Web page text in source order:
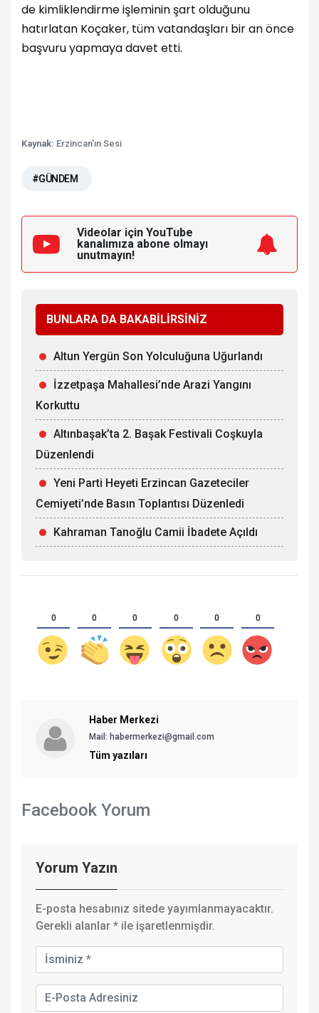
de kimliklendirme işleminin şart olduğunu
hatırlatan Koçaker, tüm vatandaşları bir an önce
başvuru yapmaya davet etti.
Kaynak: Erzincan'ın Sesi
#GÜNDEM
Videolar için YouTube
kanalımıza abone olmayı
unutmayın!
BUNLARA DA BAKABİLİRSİNİZ
Altun Yergün Son Yolculuğuna Uğurlandı
İzzetpaşa Mahallesi’nde Arazi Yangını
Korkuttu
Altınbaşak’ta 2. Başak Festivali Coşkuyla
Düzenlendi
Yeni Parti Heyeti Erzincan Gazeteciler
Cemiyeti’nde Basın Toplantısı Düzenledi
Kahraman Tanoğlu Camii İbadete Açıldı
0 0 0 0 0 0
Haber Merkezi
Mail: habermerkezi@gmail.com
Tüm yazıları
Facebook Yorum
Yorum Yazın
E-posta hesabınız sitede yayımlanmayacaktır.
Gerekli alanlar * ile işaretlenmişdir.